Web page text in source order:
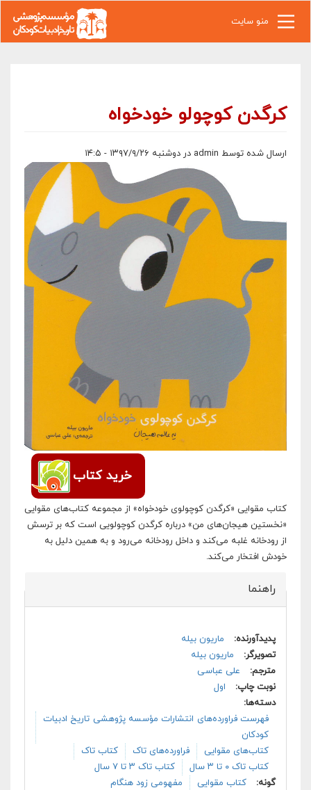
منو سایت
کرگدن کوچولو خودخواه
ارسال شده توسط admin در دوشنبه ۱۳۹۷/۹/۲۶ - ۱۴:۵
خرید کتاب
کتاب مقوایی «کرگدن کوچولوی خودخواه» از مجموعه کتاب‌های مقوایی
«نخستین هیجان‌های من» درباره کرگدن کوچولویی است که بر ترسش
از رودخانه غلبه می‌کند و داخل رودخانه می‌رود و به همین دلیل به
خودش افتخار می‌کند.
پنهان کن
راهنما
پدیدآورنده:
ماریون بیله
تصویرگر:
ماریون بیله
مترجم:
علی عباسی
نوبت چاپ:
اول
دسته‌ها:
فهرست فراورده‌های انتشارات مؤسسه پژوهشی تاریخ ادبیات
کودکان
کتاب‌های مقوایی
فراورده‌های تاک
کتاب تاک
کتاب تاک ۰ تا ۳ سال
کتاب تاک ۳ تا ۷ سال
گونه:
کتاب مقوایی
مفهومی زود هنگام